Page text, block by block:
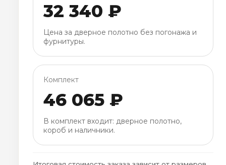
32 340 ₽
Цена за дверное полотно без погонажа и
фурнитуры.
Комплект
46 065 ₽
В комплект входит: дверное полотно,
короб и наличники.